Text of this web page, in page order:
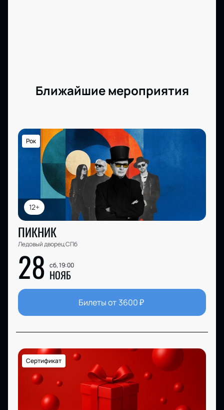
Ближайшие мероприятия
12+
Рок
ПИКНИК
Ледовый дворец СПб
28 сб, 19:00
НОЯБ
Билеты от 3600₽
Сертификат